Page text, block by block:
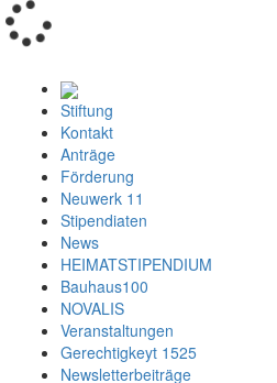
Stiftung
Kontakt
Anträge
Förderung
Neuwerk 11
Stipendiaten
News
HEIMATSTIPENDIUM
Bauhaus100
NOVALIS
Veranstaltungen
Gerechtigkeyt 1525
Newsletterbeiträge